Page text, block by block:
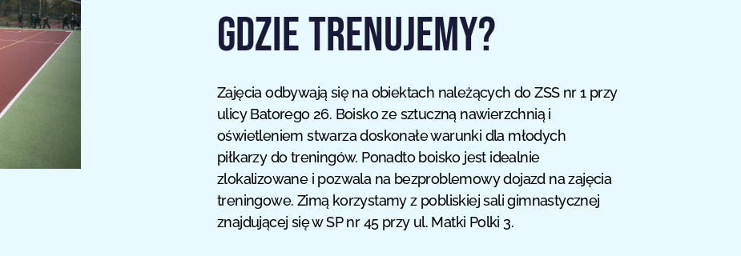
GDZIE TRENUJEMY?
Zajęcia odbywają się na obiektach należących do ZSS nr 1 przy
ulicy Batorego 26. Boisko ze sztuczną nawierzchnią i
oświetleniem stwarza doskonałe warunki dla młodych
piłkarzy do treningów. Ponadto boisko jest idealnie
zlokalizowane i pozwala na bezproblemowy dojazd na zajęcia
treningowe. Zimą korzystamy z pobliskiej sali gimnastycznej
znajdującej się w SP nr 45 przy ul. Matki Polki 3.